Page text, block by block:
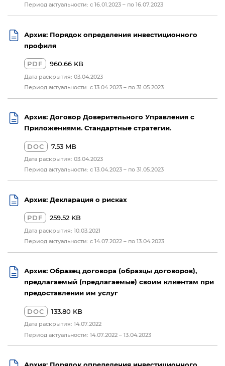
Период актуальности: с 16.01.2023 – по 16.07.2023
Архив: Порядок определения инвестиционного
профиля
PDF 960.66 KB
Дата раскрытия: 03.04.2023
Период актуальности: с 13.04.2023 – по 31.05.2023
Архив: Договор Доверительного Управления с
Приложениями. Стандартные стратегии.
DOC 7.53 MB
Дата раскрытия: 03.04.2023
Период актуальности: с 13.04.2023 – по 31.05.2023
Архив: Декларация о рисках
PDF 259.52 KB
Дата раскрытия: 10.03.2021
Период актуальности: с 14.07.2022 – по 13.04.2023
Архив: Образец договора (образцы договоров),
предлагаемый (предлагаемые) своим клиентам при
предоставлении им услуг
DOC 133.80 KB
Дата раскрытия: 14.07.2022
Период актуальности: 14.07.2022 – 13.04.2023
Архив: Порядок определения инвестиционного